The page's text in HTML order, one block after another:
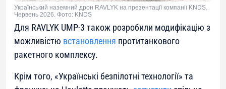
Український наземний дрон RAVLYK на презентації компанії KNDS.
Червень 2026. Фото: KNDS
Для RAVLYK UMP-3 також розробили модифікацію з
можливістю встановлення протитанкового
ракетного комплексу.
Крім того, «Українські безпілотні технології» та